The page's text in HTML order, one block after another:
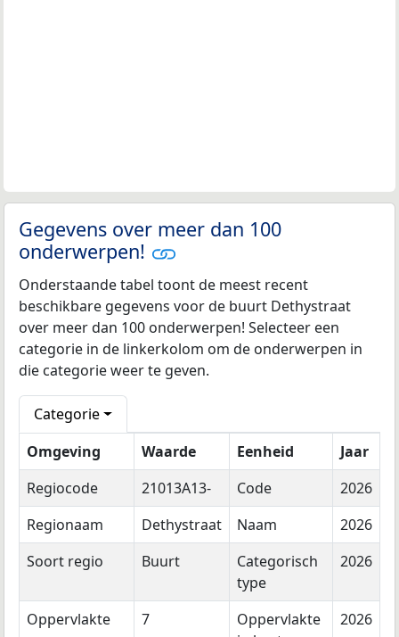
Gegevens over meer dan 100
onderwerpen!
Onderstaande tabel toont de meest recent
beschikbare gegevens voor de buurt Dethystraat
over meer dan 100 onderwerpen! Selecteer een
categorie in de linkerkolom om de onderwerpen in
die categorie weer te geven.
Categorie
Omgeving
Waarde Eenheid
Jaar
Regiocode
21013A13- Code
2026
Regionaam
Dethystraat Naam
2026
Soort regio
Buurt
Categorisch
type
2026
Oppervlakte 7
Oppervlakte
2026